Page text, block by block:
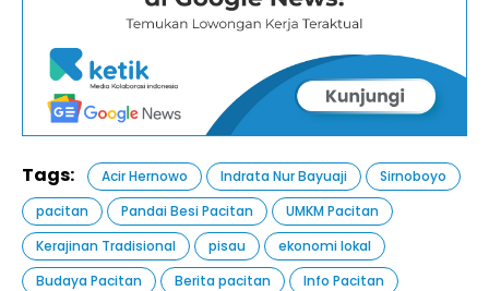
Tags: Acir Hernowo Indrata Nur Bayuaji
Sirnoboyo
pacitan
Pandai Besi Pacitan
UMKM Pacitan
Kerajinan Tradisional
pisau
ekonomi lokal
Budaya Pacitan
Berita pacitan Info Pacitan